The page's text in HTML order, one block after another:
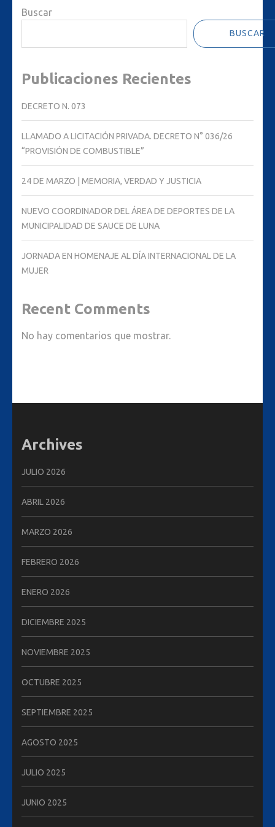
entradas
Buscar
BUSCAR
Publicaciones Recientes
DECRETO N. 073
LLAMADO A LICITACIÓN PRIVADA. DECRETO N° 036/26
“PROVISIÓN DE COMBUSTIBLE”
24 DE MARZO | MEMORIA, VERDAD Y JUSTICIA
NUEVO COORDINADOR DEL ÁREA DE DEPORTES DE LA
MUNICIPALIDAD DE SAUCE DE LUNA
JORNADA EN HOMENAJE AL DÍA INTERNACIONAL DE LA
MUJER
Recent Comments
No hay comentarios que mostrar.
Archives
JULIO 2026
ABRIL 2026
MARZO 2026
FEBRERO 2026
ENERO 2026
DICIEMBRE 2025
NOVIEMBRE 2025
OCTUBRE 2025
SEPTIEMBRE 2025
AGOSTO 2025
JULIO 2025
JUNIO 2025